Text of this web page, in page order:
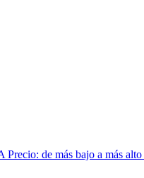
Precio: de más bajo a más alto